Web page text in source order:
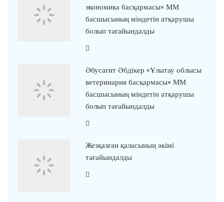
экономика басқармасы» ММ
басшысының міндетін атқарушы
болып тағайындалды
Әбусағит Әбдікер «Ұлытау облысы
ветеринария басқармасы» ММ
басшысының міндетін атқарушы
болып тағайындалды
Жезқазған қаласының әкімі
тағайындалды